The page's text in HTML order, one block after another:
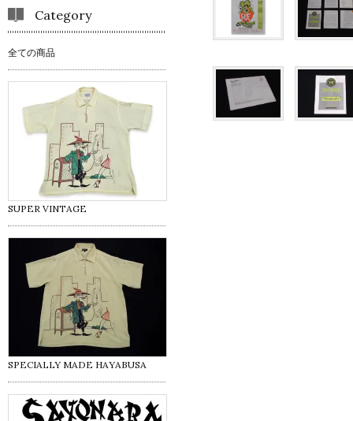
Category
全ての商品
SUPER VINTAGE
SPECIALLY MADE HAYABUSA